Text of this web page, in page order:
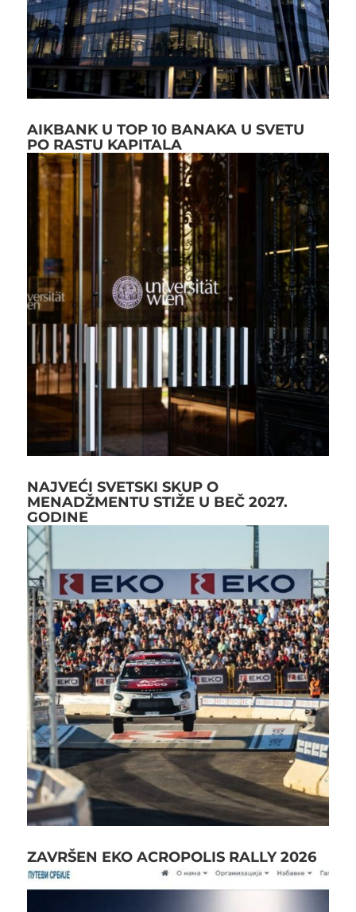
AIKBANK U TOP 10 BANAKA U SVETU
PO RASTU KAPITALA
NAJVEĆI SVETSKI SKUP O
MENADŽMENTU STIŽE U BEČ 2027.
GODINE
ZAVRŠEN EKO ACROPOLIS RALLY 2026